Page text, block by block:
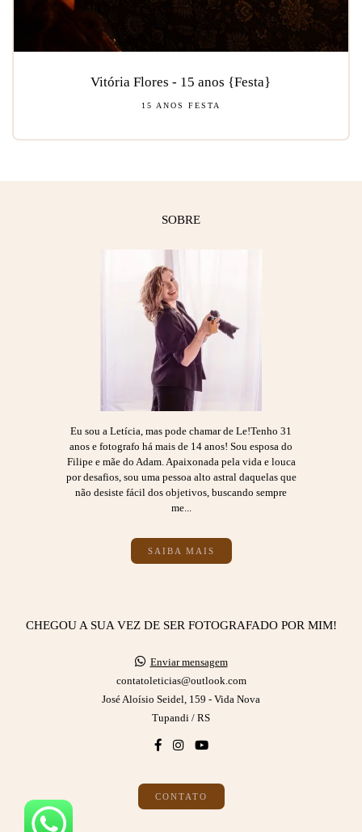
Vitória Flores - 15 anos {Festa}
15 ANOS FESTA
SOBRE
Eu sou a Letícia, mas pode chamar de Le!Tenho 31
anos e fotografo há mais de 14 anos! Sou esposa do
Filipe e mãe do Adam. Apaixonada pela vida e louca
por desafios, sou uma pessoa alto astral daquelas que
não desiste fácil dos objetivos, buscando sempre
me...
SAIBA MAIS
CHEGOU A SUA VEZ DE SER FOTOGRAFADO POR MIM!
Enviar mensagem
contatoleticias@outlook.com
José Aloísio Seidel, 159 - Vida Nova
Tupandi / RS
CONTATO